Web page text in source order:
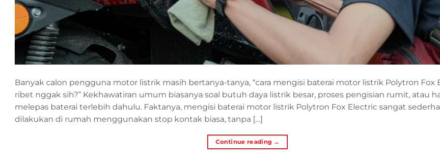
Banyak calon pengguna motor listrik masih bertanya-tanya, “cara mengisi baterai motor listrik Polytron Fox
ribet nggak sih?” Kekhawatiran umum biasanya soal butuh daya listrik besar, proses pengisian rumit, atau
melepas baterai terlebih dahulu. Faktanya, mengisi baterai motor listrik Polytron Fox Electric sangat
dilakukan di rumah menggunakan stop kontak biasa, tanpa […]
Continue reading →